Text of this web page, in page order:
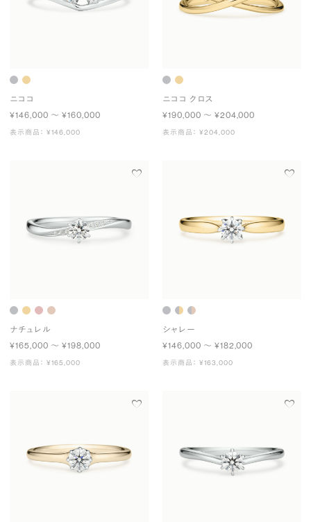
ニココ
¥146,000 〜 ¥160,000
表示商品： ¥146,000
ニココ クロス
¥190,000 〜 ¥204,000
表示商品： ¥204,000
ナチュレル
¥165,000 〜 ¥198,000
表示商品： ¥165,000
シャレー
¥146,000 〜 ¥182,000
表示商品： ¥163,000